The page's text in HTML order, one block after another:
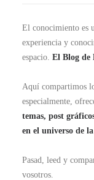
El conocimiento es
experiencia y
espacio. El Blog de
Aquí compartimos
especialmente,
temas, post
en el universo de
Pasad, leed y
vosotros.